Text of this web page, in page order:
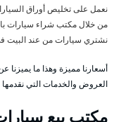
نعمل على تخليص أوراق
من خلال مكتب شراء سيارات
نشتري سيارات من عند
أسعارنا مميزة وهذا ما يميزنا
العروض والخدمات التي
مكتب بيع